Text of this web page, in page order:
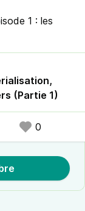
1 : les
(Partie 1)
0